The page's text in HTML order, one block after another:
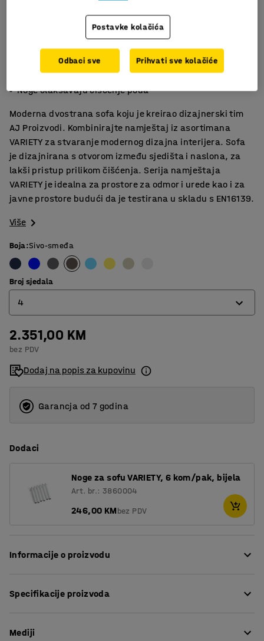
Za optimalno korištenje
Izdržljiv materijal
Noge olakšavaju čišćenje poda
Moderna dvostrana sofa koju je kreirao dizajnerski tim
AJ Proizvodi. Kombinirajte namještaj iz asortimana
VARIETY za stvaranje modernog dizajna interijera. Sofa
je dizajnirana s otvorom između sjedišta i naslona, za
lakši pristup prilikom čišćenja. Serija namještaja
VARIETY je idealna za prostore za odmor i urede kao i za
javne prostore budući da je testirana u skladu s EN16139.
Više
Boja:Sivo-smeđa
Broj sjedala
4
4
6
2.351,00 KM
bez PDV
Dodaj na popis za kupovinu
Garancja od 7 godina
Dodaci
Noge za sofu VARIETY, 6 kom/pak, bijela
Art. br.: 3860004
246,00 KMbez PDV
Informacije o proizvodu
izdržljivom tkaninom, što je čini savršenim izborom za
sakupljanje prašine i prljavštine između jastuka te
Specifikacije proizvoda
Dubina sjedišta
Mediji
Postavke kolačića
Odbaci sve Prihvati sve kolačiće